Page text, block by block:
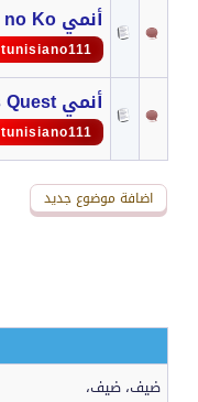
أنمي Oshi no Ko: الكشف عن فيديو ترويجي و مزيد من التفاصيل عن الموسم 2
tunisiano111
أنمي Fairy Tail: 100 Years Quest: الكشف عن موعد العرض
tunisiano111
اضافة موضوع جديد
ضيف، ضيف،